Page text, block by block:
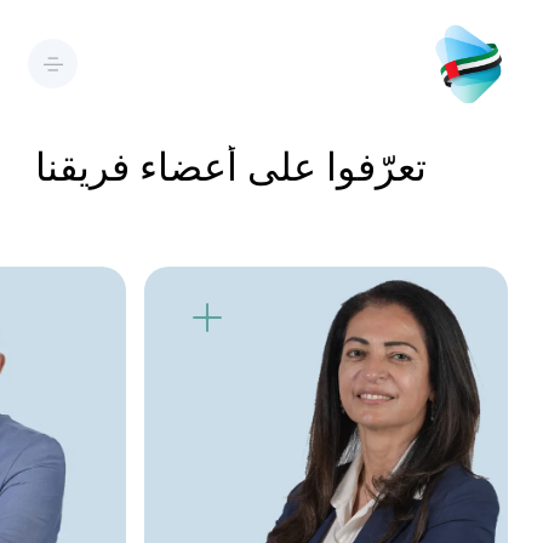
تعرّفوا على أعضاء فريقنا